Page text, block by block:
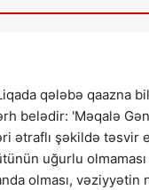
qələbə qaazna
belədir: 'Məqalə
ətraflı şəkildə
uğurlu
olması,